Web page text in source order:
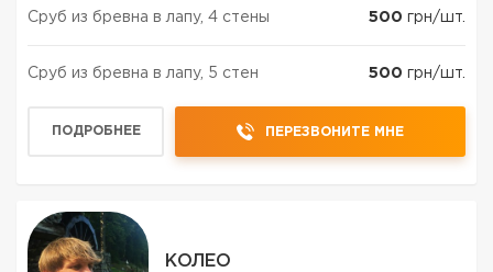
Сруб из бревна в лапу, 4 стены 500 грн/шт.
Сруб из бревна в лапу, 5 стен 500 грн/шт.
ПОДРОБНЕЕ ПЕРЕЗВОНИТЕ МНЕ
КОЛЕО